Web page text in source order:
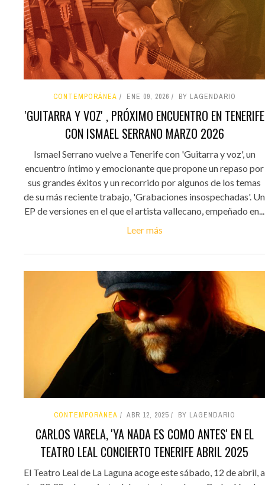
CONTEMPORÁNEA ENE 09, 2026 BY LAGENDARIO
'GUITARRA Y VOZ' , PRÓXIMO ENCUENTRO EN TENERIFE
CON ISMAEL SERRANO MARZO 2026
Ismael Serrano vuelve a Tenerife con 'Guitarra y voz', un
encuentro íntimo y emocionante que propone un repaso por
sus grandes éxitos y un recorrido por algunos de los temas
de su más reciente trabajo, 'Grabaciones insospechadas'. Un
EP de versiones en el que el artista vallecano, empeñado en...
Leer más
CONTEMPORÁNEA ABR 12, 2025 BY LAGENDARIO
CARLOS VARELA, 'YA NADA ES COMO ANTES' EN EL
TEATRO LEAL CONCIERTO TENERIFE ABRIL 2025
El Teatro Leal de La Laguna acoge este sábado, 12 de abril, a